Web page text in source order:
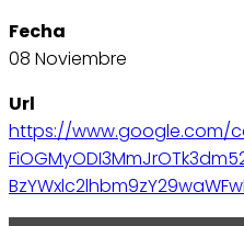
Fecha
08 Noviembre
Url
https://www.google.com/